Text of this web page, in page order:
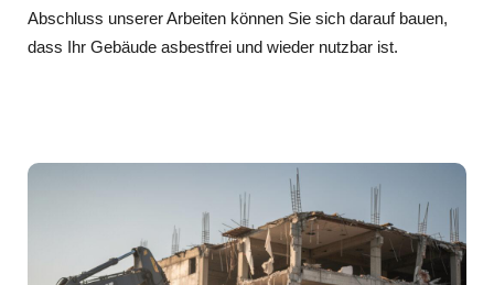
Abschluss unserer Arbeiten können Sie sich darauf bauen,
dass Ihr Gebäude asbestfrei und wieder nutzbar ist.